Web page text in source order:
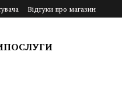
Відгуки про магазин
ПОСЛУГИ